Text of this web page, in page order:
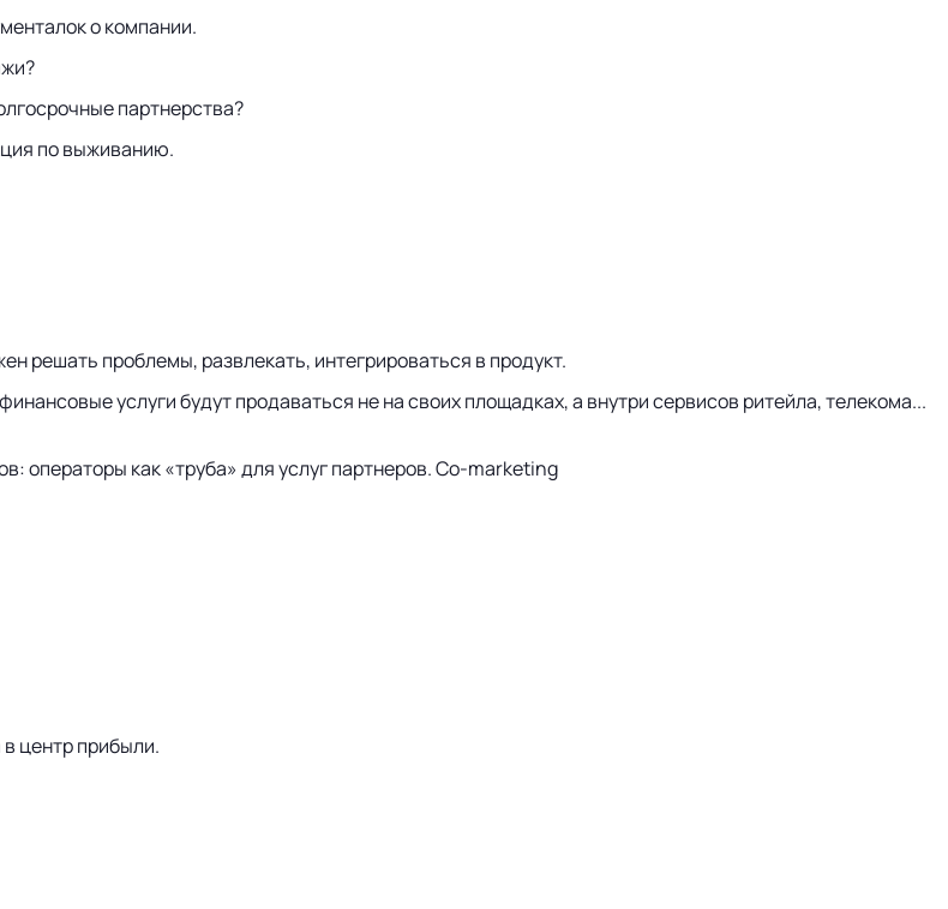
о компании.
партнерства?
по выживанию.
решать проблемы, развлекать, интегрироваться в продукт.
услуги будут продаваться не на своих площадках, а внутри сервисов ритейла, телекома...
операторы как «труба» для услуг партнеров. Co-marketing
центр прибыли.